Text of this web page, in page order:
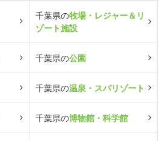
千葉県の牧場・レジャー＆リ
ゾート施設
千葉県の公園
千葉県の温泉・スパリゾート
千葉県の博物館・科学館